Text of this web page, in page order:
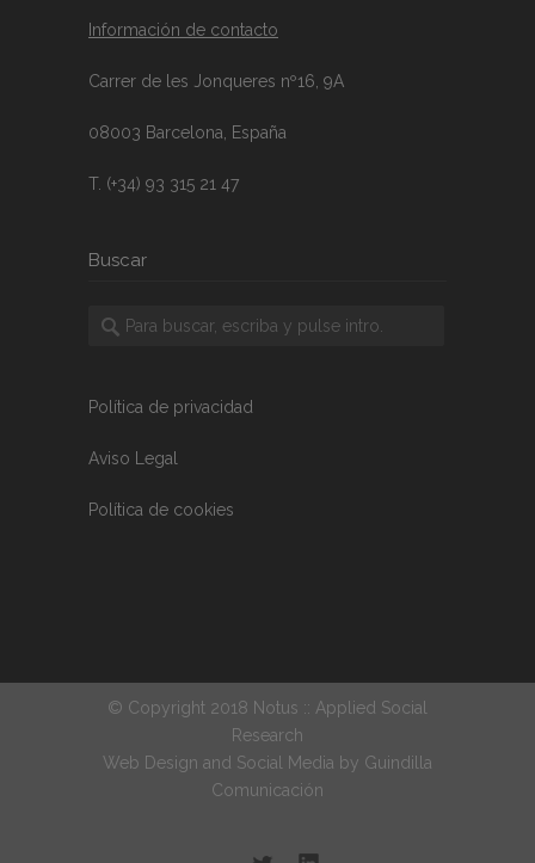
Información de contacto
Carrer de les Jonqueres nº16, 9A
08003 Barcelona, España
T. (+34) 93 315 21 47
Buscar
Política de privacidad
Aviso Legal
Política de cookies
© Copyright 2018 Notus :: Applied Social
Research
Web Design and Social Media by Guindilla
Comunicación